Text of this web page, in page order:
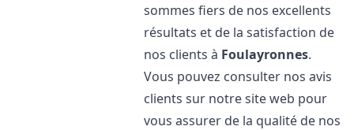
sommes fiers de nos excellents
résultats et de la satisfaction de
nos clients à Foulayronnes.
Vous pouvez consulter nos avis
clients sur notre site web pour
vous assurer de la qualité de nos